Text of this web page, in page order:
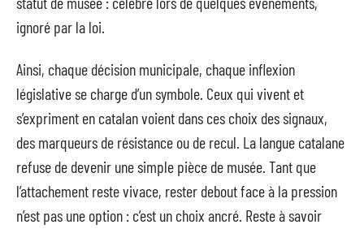
ignoré par la loi.
Ainsi, chaque décision municipale, chaque inflexion
législative se charge d’un symbole. Ceux qui vivent et
s’expriment en catalan voient dans ces choix des signaux,
des marqueurs de résistance ou de recul. La langue catalane
refuse de devenir une simple pièce de musée. Tant que
l’attachement reste vivace, rester debout face à la pression
n’est pas une option : c’est un choix ancré. Reste à savoir